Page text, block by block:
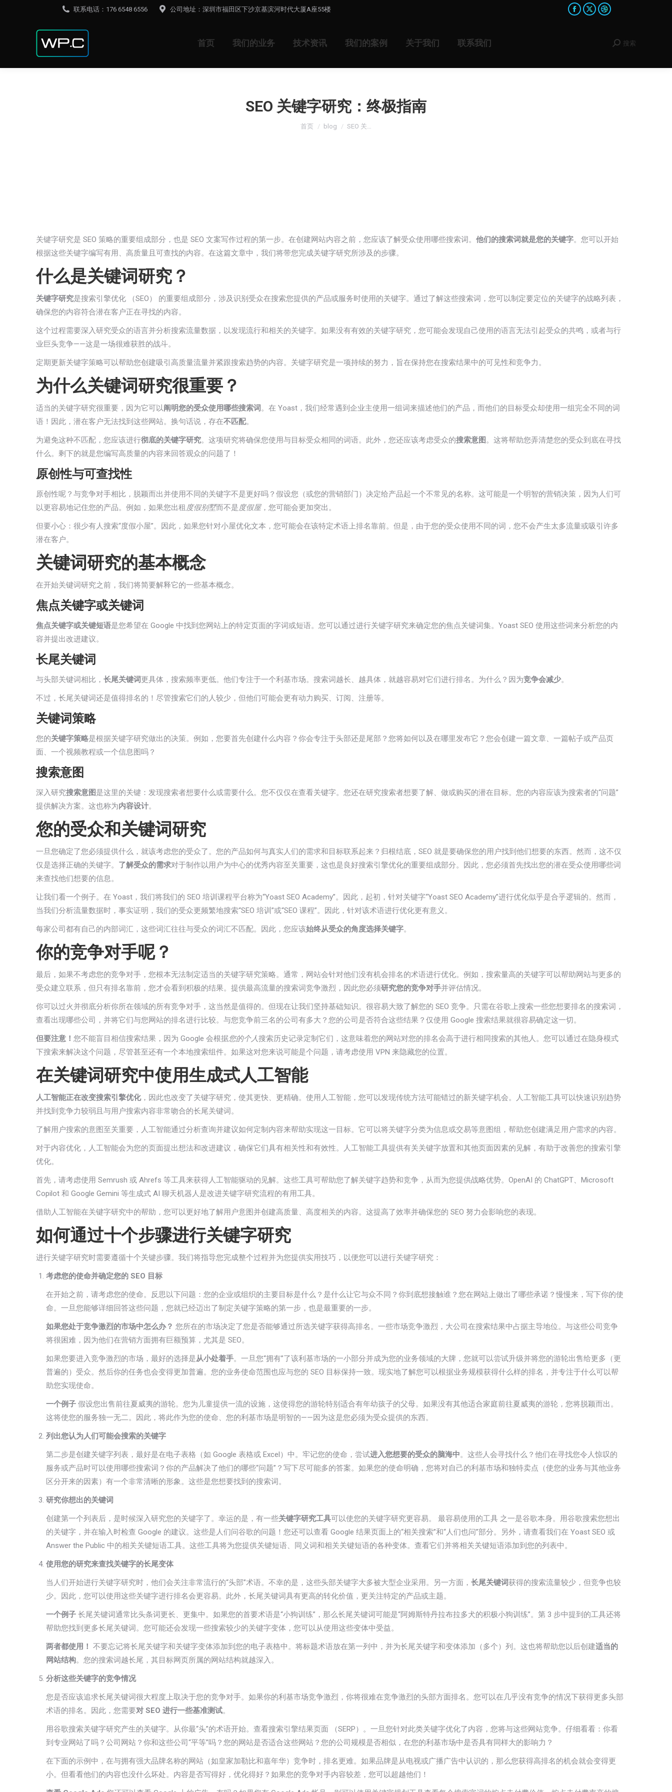
联系电话：176 6548 6556 公司地址：深圳市福田区下沙京基滨河时代大厦A座55楼
Facebook
new
X
new
Dribbble
opens
new
首页 我们的业务 技术资讯 我们的案例 关于我们 联系我们 Search:
搜索
SEO 关键字研究：终极指南
您在这里：
首页 blog SEO 关…
关键字研究是 SEO 策略的重要组成部分，也是 SEO 文案写作过程的第一步。在创建网站内容之前，您应该了解受众使用哪些搜索词。 他们的搜索词就是您的关键字。您可以开始
根据这些关键字编写有用、高质量且可查找的内容。在这篇文章中，我们将带您完成关键字研究所涉及的步骤。
什么是关键词研究？
关键字研究是搜索引擎优化 （SEO） 的重要组成部分，涉及识别受众在搜索您提供的产品或服务时使用的关键字。通过了解这些搜索词，您可以制定要定位的关键字的战略列表，
确保您的内容符合潜在客户正在寻找的内容。
这个过程需要深入研究受众的语言并分析搜索流量数据，以发现流行和相关的关键字。如果没有有效的关键字研究，您可能会发现自己使用的语言无法引起受众的共鸣，或者与行
业巨头竞争——这是一场很难获胜的战斗。
定期更新关键字策略可以帮助您创建吸引高质量流量并紧跟搜索趋势的内容。关键字研究是一项持续的努力，旨在保持您在搜索结果中的可见性和竞争力。
为什么关键词研究很重要？
适当的关键字研究很重要，因为它可以阐明您的受众使用哪些搜索词。在 Yoast，我们经常遇到企业主使用一组词来描述他们的产品，而他们的目标受众却使用一组完全不同的词
语！因此，潜在客户无法找到这些网站。换句话说，存在不匹配。
为避免这种不匹配，您应该进行彻底的关键字研究。这项研究将确保您使用与目标受众相同的词语。此外，您还应该考虑受众的搜索意图。这将帮助您弄清楚您的受众到底在寻找
什么。剩下的就是您编写高质量的内容来回答观众的问题了！
原创性与可查找性
原创性呢？与竞争对手相比，脱颖而出并使用不同的关键字不是更好吗？假设您（或您的营销部门）决定给产品起一个不常见的名称。这可能是一个明智的营销决策，因为人们可
以更容易地记住您的产品。例如，如果您出租 度假别墅而不是度假屋，您可能会更加突出。
但要小心：很少有人搜索“度假小屋”。因此，如果您针对小屋优化文本，您可能会在该特定术语上排名靠前。但是，由于您的受众使用不同的词，您不会产生太多流量或吸引许多
潜在客户。
关键词研究的基本概念
在开始关键词研究之前，我们将简要解释它的一些基本概念。
焦点关键字或关键词
焦点关键字或关键短语是您希望在 Google 中找到您网站上的特定页面的字词或短语。您可以通过进行关键字研究来确定您的焦点关键词集。Yoast SEO 使用这些词来分析您的内
容并提出改进建议。
长尾关键词
与头部关键词相比， 长尾关键词更具体，搜索频率更低。他们专注于一个利基市场。搜索词越长、越具体，就越容易对它们进行排名。为什么？因为竞争会减少。
不过，长尾关键词还是值得排名的！尽管搜索它们的人较少，但他们可能会更有动力购买、订阅、注册等。
关键词策略
您的关键字策略是根据关键字研究做出的决策。例如，您要首先创建什么内容？你会专注于头部还是尾部？您将如何以及在哪里发布它？您会创建一篇文章、一篇帖子或产品页
面、一个视频教程或一个信息图吗？
搜索意图
深入研究搜索意图是这里的关键：发现搜索者想要什么或需要什么。您不仅仅在查看关键字。您还在研究搜索者想要了解、做或购买的潜在目标。您的内容应该为搜索者的“问题”
提供解决方案。这也称为内容设计。
您的受众和关键词研究
一旦您确定了您必须提供什么，就该考虑您的受众了。您的产品如何与真实人们的需求和目标联系起来？归根结底，SEO 就是要确保您的用户找到他们想要的东西。然而，这不仅
仅是选择正确的关键字。 了解受众的需求对于制作以用户为中心的优秀内容至关重要，这也是良好搜索引擎优化的重要组成部分。因此，您必须首先找出您的潜在受众使用哪些词
来查找他们想要的信息。
让我们看一个例子。在 Yoast，我们将我们的 SEO 培训课程平台称为“Yoast SEO Academy”。因此，起初，针对关键字“Yoast SEO Academy”进行优化似乎是合乎逻辑的。然而，
当我们分析流量数据时，事实证明，我们的受众更频繁地搜索“SEO 培训”或“SEO 课程”。因此，针对该术语进行优化更有意义。
每家公司都有自己的内部词汇，这些词汇往往与受众的词汇不匹配。因此，您应该始终从受众的角度选择关键字。
你的竞争对手呢？
最后，如果不考虑您的竞争对手，您根本无法制定适当的关键字研究策略。通常，网站会针对他们没有机会排名的术语进行优化。例如，搜索量高的关键字可以帮助网站与更多的
受众建立联系，但只有排名靠前，您才会看到积极的结果。提供最高流量的搜索词竞争激烈，因此您必须研究您的竞争对手并评估情况。
你可以过火并彻底分析你所在领域的所有竞争对手，这当然是值得的。但现在让我们坚持基础知识。很容易大致了解您的 SEO 竞争。只需在谷歌上搜索一些您想要排名的搜索词，
查看出现哪些公司，并将它们与您网站的排名进行比较。与您竞争前三名的公司有多大？您的公司是否符合这些结果？仅使用 Google 搜索结果就很容易确定这一切。
但要注意！ 您不能盲目相信搜索结果，因为 Google 会根据您的个人搜索历史记录定制它们，这意味着您的网站对您的排名会高于进行相同搜索的其他人。您可以通过在隐身模式
下搜索来解决这个问题，尽管甚至还有一个本地搜索组件。如果这对您来说可能是个问题，请考虑使用 VPN 来隐藏您的位置。
在关键词研究中使用生成式人工智能
人工智能正在改变搜索引擎优化，因此也改变了关键字研究，使其更快、更精确。使用人工智能，您可以发现传统方法可能错过的新关键字机会。人工智能工具可以快速识别趋势
并找到竞争力较弱且与用户搜索内容非常吻合的长尾关键词。
了解用户搜索的意图至关重要，人工智能通过分析查询并建议如何定制内容来帮助实现这一目标。它可以将关键字分类为信息或交易等意图组，帮助您创建满足用户需求的内容。
对于内容优化，人工智能会为您的页面提出想法和改进建议，确保它们具有相关性和有效性。人工智能工具提供有关关键字放置和其他页面因素的见解，有助于改善您的搜索引擎
优化。
首先，请考虑使用 Semrush 或 Ahrefs 等工具来获得人工智能驱动的见解。这些工具可帮助您了解关键字趋势和竞争，从而为您提供战略优势。OpenAI 的 ChatGPT、Microsoft
Copilot 和 Google Gemini 等生成式 AI 聊天机器人是改进关键字研究流程的有用工具。
借助人工智能在关键字研究中的帮助，您可以更好地了解用户意图并创建高质量、高度相关的内容。这提高了效率并确保您的 SEO 努力会影响您的表现。
如何通过十个步骤进行关键字研究
进行关键字研究时需要遵循十个关键步骤。我们将指导您完成整个过程并为您提供实用技巧，以便您可以进行关键字研究：
考虑您的使命并确定您的 SEO 目标
在开始之前，请考虑您的使命。反思以下问题：您的企业或组织的主要目标是什么？是什么让它与众不同？你到底想接触谁？您在网站上做出了哪些承诺？慢慢来，写下你的使
命。一旦您能够详细回答这些问题，您就已经迈出了制定关键字策略的第一步，也是最重要的一步。
如果您处于竞争激烈的市场中怎么办？ 您所在的市场决定了您是否能够通过所选关键字获得高排名。一些市场竞争激烈，大公司在搜索结果中占据主导地位。与这些公司竞争
将很困难，因为他们在营销方面拥有巨额预算，尤其是 SEO。
如果您要进入竞争激烈的市场，最好的选择是从小处着手。一旦您“拥有”了该利基市场的一小部分并成为您的业务领域的大牌，您就可以尝试升级并将您的游轮出售给更多（更
普遍的）受众。然后你的任务也会变得更加普遍。您的业务使命范围也应与您的 SEO 目标保持一致。现实地了解您可以根据业务规模获得什么样的排名，并专注于什么可以帮
助您实现使命。
一个例子 假设您出售前往夏威夷的游轮。您为儿童提供一流的设施，这使得您的游轮特别适合有年幼孩子的父母。如果没有其他适合家庭前往夏威夷的游轮，您将脱颖而出。
这将使您的服务独一无二。因此，将此作为您的使命、您的利基市场是明智的——因为这是您必须为受众提供的东西。
列出您认为人们可能会搜索的关键字
第二步是创建关键字列表，最好是在电子表格（如 Google 表格或 Excel）中。牢记您的使命，尝试进入您想要的受众的脑海中。这些人会寻找什么？他们在寻找您令人惊叹的
服务或产品时可以使用哪些搜索词？你的产品解决了他们的哪些“问题”？写下尽可能多的答案。如果您的使命明确，您将对自己的利基市场和独特卖点（使您的业务与其他业务
区分开来的因素）有一个非常清晰的形象。这些是您想要找到的搜索词。
研究你想出的关键词
创建第一个列表后，是时候深入研究您的关键字了。幸运的是，有一些关键字研究工具可以使您的关键字研究更容易。 最容易使用的工具 之一是谷歌本身。用谷歌搜索您想出
的关键字，并在输入时检查 Google 的建议。这些是人们问谷歌的问题！您还可以查看 Google 结果页面上的“相关搜索”和“人们也问”部分。另外，请查看我们在 Yoast SEO 或
Answer the Public 中的相关关键短语工具。这些工具将为您提供关键短语、同义词和相关关键短语的各种变体。查看它们并将相关关键短语添加到您的列表中。
使用您的研究来查找关键字的长尾变体
当人们开始进行关键字研究时，他们会关注非常流行的“头部”术语。不幸的是，这些头部关键字大多被大型企业采用。另一方面， 长尾关键词获得的搜索流量较少，但竞争也较
少。因此，您可以使用这些关键字进行排名会更容易。此外，长尾关键词具有更高的转化价值，更关注特定的产品或主题。
一个例子 长尾关键词通常比头条词更长、更集中。如果您的首要术语是“小狗训练”，那么长尾关键词可能是“阿姆斯特丹拉布拉多犬的积极小狗训练”。第 3 步中提到的工具还将
帮助您找到更多长尾关键词。您可能还会发现一些搜索较少的关键字变体，您可以从使用这些变体中受益。
两者都使用！ 不要忘记将长尾关键字和关键字变体添加到您的电子表格中。将标题术语放在第一列中，并为长尾关键字和变体添加（多个）列。这也将帮助您以后创建适当的
网站结构。您的搜索词越长尾，其目标网页所属的网站结构就越深入。
分析这些关键字的竞争情况
您是否应该追求长尾关键词很大程度上取决于您的竞争对手。如果你的利基市场竞争激烈，你将很难在竞争激烈的头部方面排名。您可以在几乎没有竞争的情况下获得更多头部
术语的排名。因此，您需要对 SEO 进行一些基准测试。
用谷歌搜索关键字研究产生的关键字。从你最“头”的术语开始。查看搜索引擎结果页面 （SERP）。一旦您针对此类关键字优化了内容，您将与这些网站竞争。仔细看看：你看
到专业网站了吗？公司网站？你和这些公司“平等”吗？您的网站是否适合这些网站？您的公司规模是否相似，在您的利基市场中是否具有同样大的影响力？
在下面的示例中，在与拥有强大品牌名称的网站（如皇家加勒比和嘉年华）竞争时，排名更难。如果品牌是从电视或广播广告中认识的，那么您获得高排名的机会就会变得更
小。但看看他们的内容也没什么坏处。内容是否写得好，优化得好？如果您的竞争对手内容较差，您可以超越他们！